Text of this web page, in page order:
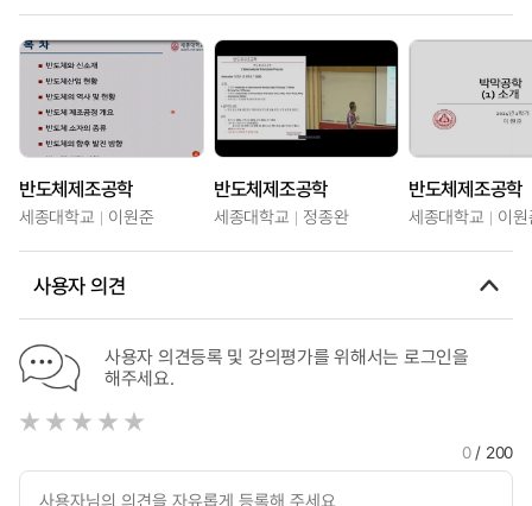
반도체제조공학
세종대학교 이원준
반도체제조공학
세종대학교 정종완
반도체제조공학
세종대학교 이
사용자 의견
사용자 의견등록 및 강의평가를 위해서는 로그인을
해주세요.
0/ 200